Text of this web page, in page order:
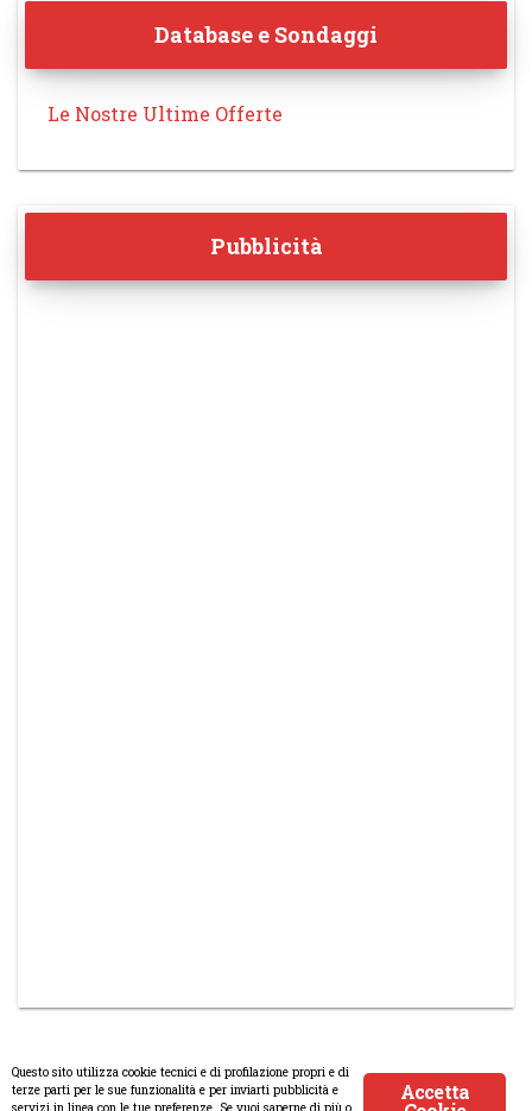
Database e Sondaggi
Le Nostre Ultime Offerte
Pubblicità
Accetta
Questo sito utilizza cookie tecnici e di profilazione propri e di
terze parti per le sue funzionalità e per inviarti pubblicità e
servizi in linea con le tue preferenze. Se vuoi saperne di più o